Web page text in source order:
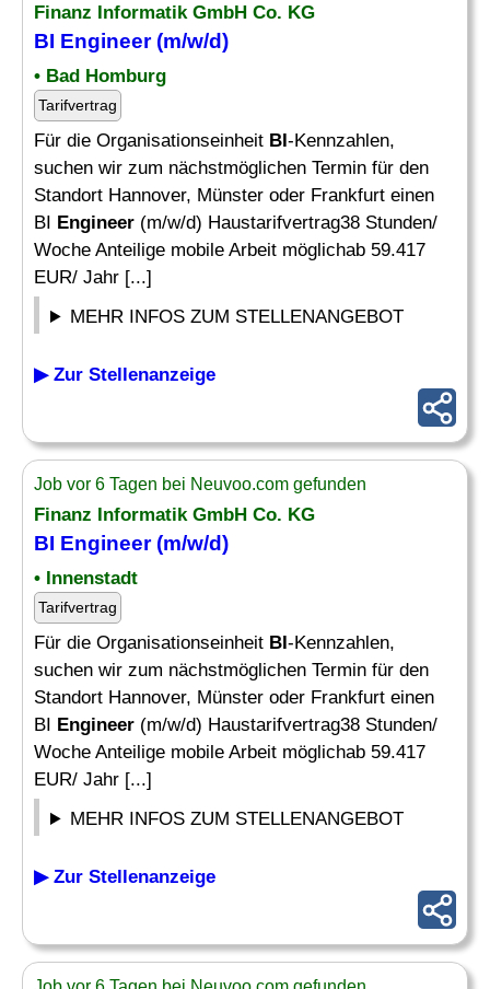
Finanz Informatik GmbH Co. KG
BI Engineer(m/w/d)
• Bad Homburg
Tarifvertrag
Für die Organisationseinheit BI-Kennzahlen,
suchen wir zum nächstmöglichen Termin für den
Standort Hannover, Münster oder Frankfurt einen
BI Engineer (m/w/d) Haustarifvertrag38 Stunden/
Woche Anteilige mobile Arbeit möglichab 59.417
EUR/ Jahr [...]
MEHR INFOS ZUM STELLENANGEBOT
▶ Zur Stellenanzeige
Job vor 6 Tagen bei Neuvoo.com gefunden
Finanz Informatik GmbH Co. KG
BI Engineer(m/w/d)
• Innenstadt
Tarifvertrag
Für die Organisationseinheit BI-Kennzahlen,
suchen wir zum nächstmöglichen Termin für den
Standort Hannover, Münster oder Frankfurt einen
BI Engineer (m/w/d) Haustarifvertrag38 Stunden/
Woche Anteilige mobile Arbeit möglichab 59.417
EUR/ Jahr [...]
MEHR INFOS ZUM STELLENANGEBOT
▶ Zur Stellenanzeige